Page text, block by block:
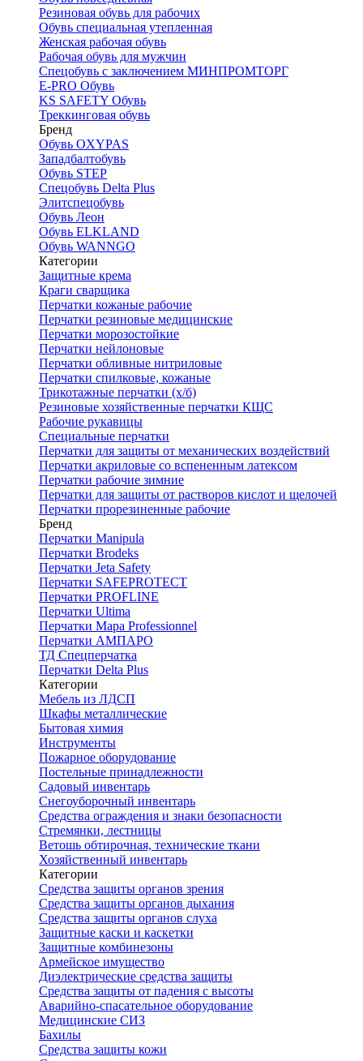
Резиновая обувь для рабочих
Обувь специальная утепленная
Женская рабочая обувь
Рабочая обувь для мужчин
Спецобувь с заключением МИНПРОМТОРГ
E-PRO Обувь
KS SAFETY Обувь
Треккинговая обувь
Бренд
Обувь OXYPAS
Западбалтобувь
Обувь STEP
Спецобувь Delta Plus
Элитспецобувь
Обувь Леон
Обувь ELKLAND
Обувь WANNGO
Категории
Защитные крема
Краги сварщика
Перчатки кожаные рабочие
Перчатки резиновые медицинские
Перчатки морозостойкие
Перчатки нейлоновые
Перчатки обливные нитриловые
Перчатки спилковые, кожаные
Трикотажные перчатки (х/б)
Резиновые хозяйственные перчатки КЩС
Рабочие рукавицы
Специальные перчатки
Перчатки для защиты от механических воздействий
Перчатки акриловые со вспененным латексом
Перчатки рабочие зимние
Перчатки для защиты от растворов кислот и щелочей
Перчатки прорезиненные рабочие
Бренд
Перчатки Manipula
Перчатки Brodeks
Перчатки Jeta Safety
Перчатки SAFEPROTECT
Перчатки PROFLINE
Перчатки Ultima
Перчатки Мара Professionnel
Перчатки АМПАРО
ТД Спецперчатка
Перчатки Delta Plus
Категории
Мебель из ЛДСП
Шкафы металлические
Бытовая химия
Инструменты
Пожарное оборудование
Постельные принадлежности
Садовый инвентарь
Снегоуборочный инвентарь
Средства ограждения и знаки безопасности
Стремянки, лестницы
Ветошь обтирочная, технические ткани
Хозяйственный инвентарь
Категории
Средства защиты органов зрения
Средства защиты органов дыхания
Средства защиты органов слуха
Защитные каски и каскетки
Защитные комбинезоны
Армейское имущество
Диэлектрические средства защиты
Средства защиты от падения с высоты
Аварийно-спасательное оборудование
Медицинские СИЗ
Бахилы
Средства защиты кожи